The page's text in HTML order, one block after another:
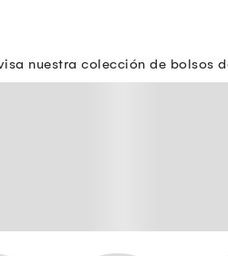
nuestra colección de